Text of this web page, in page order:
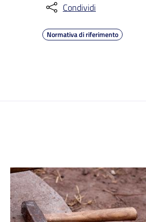
Condividi
Normativa di riferimento